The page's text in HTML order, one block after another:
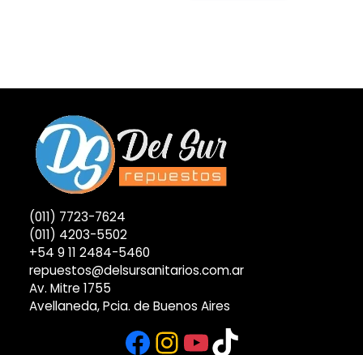
(011) 7723-7624
(011) 4203-5502
+54 9 11 2484-5460
repuestos@delsursanitarios.com.ar
Av. Mitre 1755
Avellaneda, Pcia. de Buenos Aires
Facebook
Instagram
YouTube
TikTok